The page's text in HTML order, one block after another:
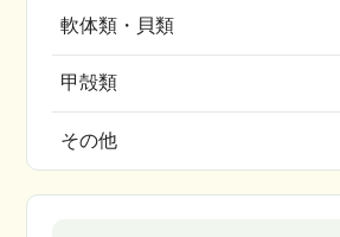
軟体類・貝類
甲殻類
その他